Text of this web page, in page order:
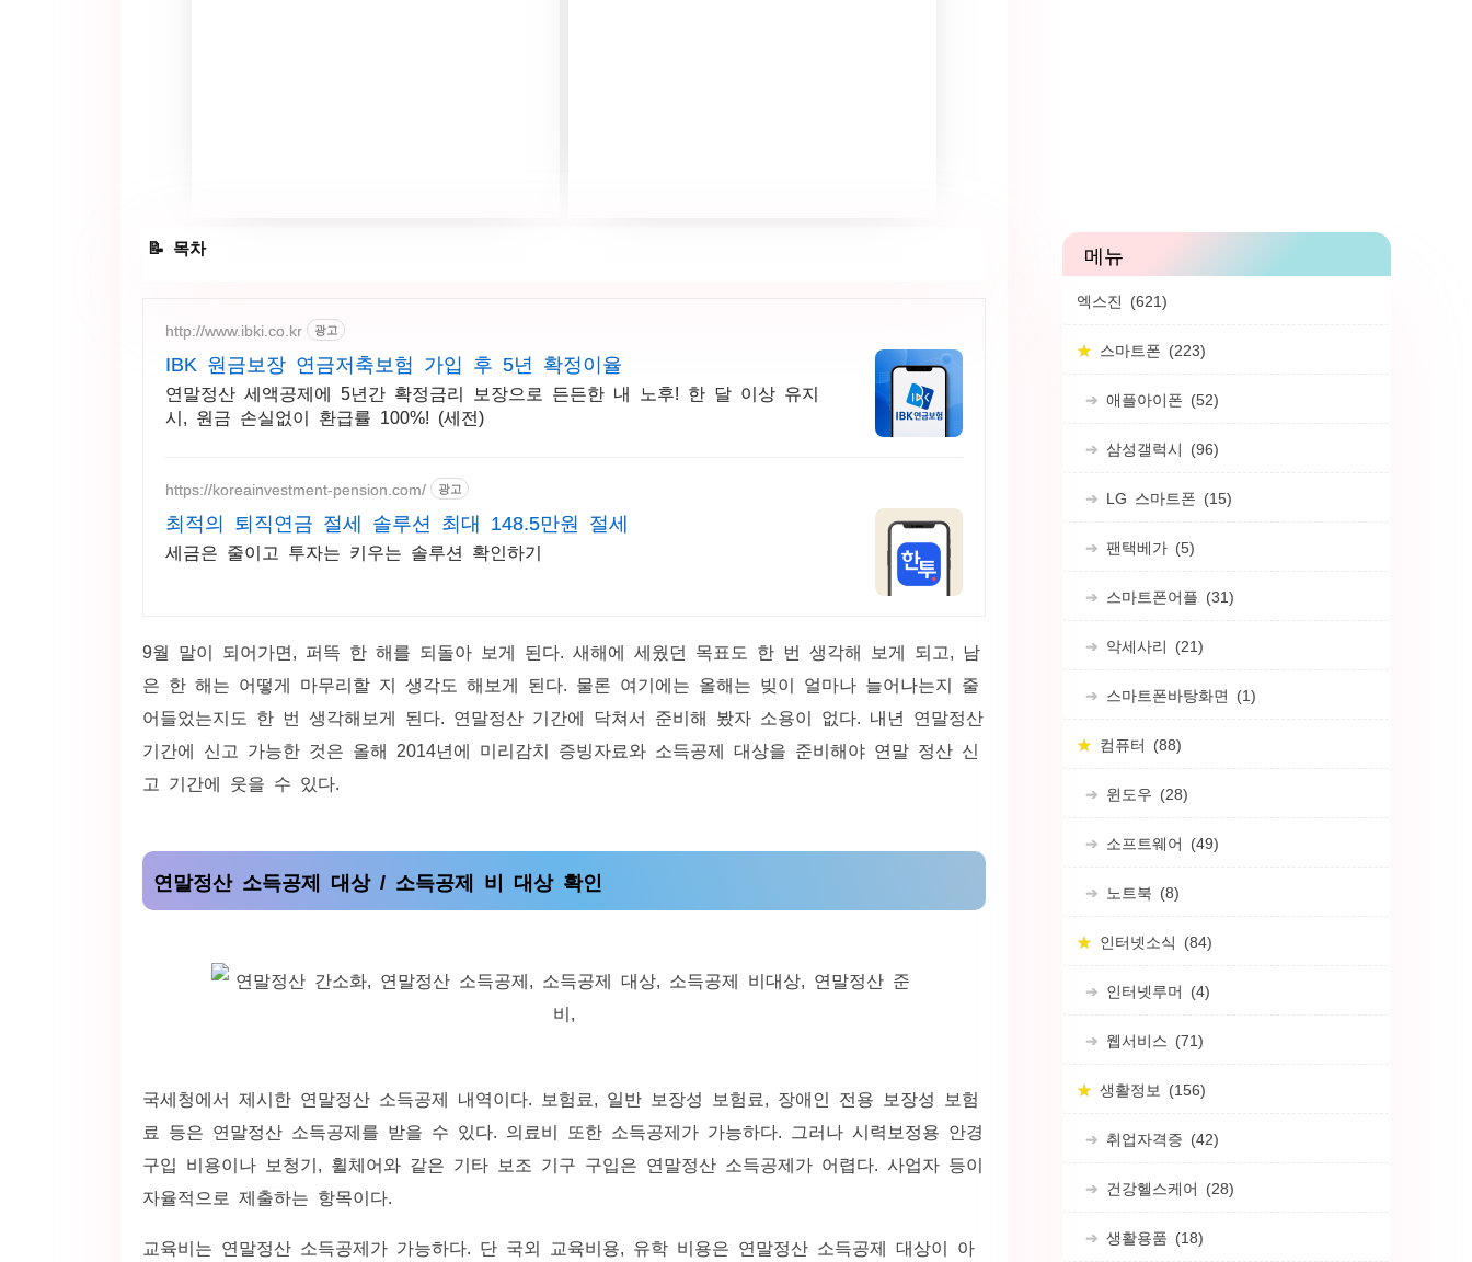
http://www.ibki.co.kr 광고
IBK 원금보장 연금저축보험 가입 후 5년 확정이율
연말정산 세액공제에 5년간 확정금리 보장으로 든든한 내 노후! 한 달 이상 유지
시, 원금 손실없이 환급률 100%! (세전)
https://koreainvestment-pension.com/ 광고
최적의 퇴직연금 절세 솔루션 최대 148.5만원 절세
세금은 줄이고 투자는 키우는 솔루션 확인하기
9월 말이 되어가면, 퍼뜩 한 해를 되돌아 보게 된다. 새해에 세웠던 목표도 한 번 생각해 보게 되고, 남
은 한 해는 어떻게 마무리할 지 생각도 해보게 된다. 물론 여기에는 올해는 빚이 얼마나 늘어나는지 줄
어들었는지도 한 번 생각해보게 된다. 연말정산 기간에 닥쳐서 준비해 봤자 소용이 없다. 내년 연말정산
기간에 신고 가능한 것은 올해 2014년에 미리감치 증빙자료와 소득공제 대상을 준비해야 연말 정산 신
고 기간에 웃을 수 있다.
연말정산 소득공제 대상 / 소득공제 비 대상 확인
국세청에서 제시한 연말정산 소득공제 내역이다. 보험료, 일반 보장성 보험료, 장애인 전용 보장성 보험
료 등은 연말정산 소득공제를 받을 수 있다. 의료비 또한 소득공제가 가능하다. 그러나 시력보정용 안경
구입 비용이나 보청기, 휠체어와 같은 기타 보조 기구 구입은 연말정산 소득공제가 어렵다. 사업자 등이
자율적으로 제출하는 항목이다.
교육비는 연말정산 소득공제가 가능하다. 단 국외 교육비용, 유학 비용은 연말정산 소득공제 대상이 아
엑스진 (621)
스마트폰 (223)
애플아이폰 (52)
삼성갤럭시 (96)
LG 스마트폰 (15)
팬택베가 (5)
스마트폰어플 (31)
악세사리 (21)
스마트폰바탕화면 (1)
컴퓨터 (88)
윈도우 (28)
소프트웨어 (49)
노트북 (8)
인터넷소식 (84)
인터넷루머 (4)
웹서비스 (71)
생활정보 (156)
취업자격증 (42)
건강헬스케어 (28)
생활용품 (18)